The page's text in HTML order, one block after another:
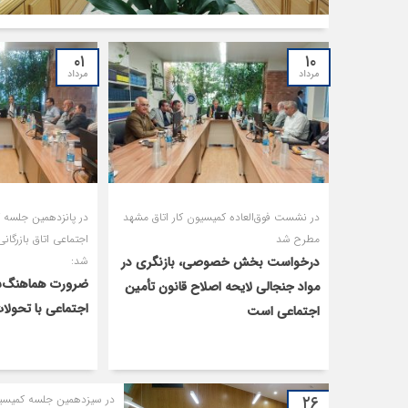
۱۰
مرداد
در نشست فوق‌العاده کمیسیون کار اتاق مشهد
مطرح شد
درخواست بخش خصوصی، بازنگری در
مواد جنجالی لایحه اصلاح قانون تأمین
اجتماعی است
۰۱
مرداد
در پانزدهمین
اجتماعی اتاق
شد:
ضرورت
اجتماعی با
در سیزدهمین جلسه